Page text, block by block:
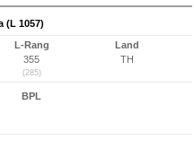
(L 1057)
L-Rang
355
(285)
Land
TH
BPL